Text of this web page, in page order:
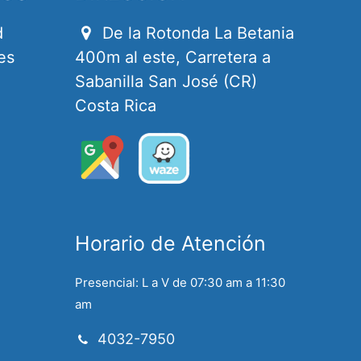
De la Rotonda La Betania
400m al este, Carretera a
Sabanilla San José (CR)
Costa Rica
Horario de Atención
Presencial: L a V de 07:30 am a 11:30
am
4032-7950